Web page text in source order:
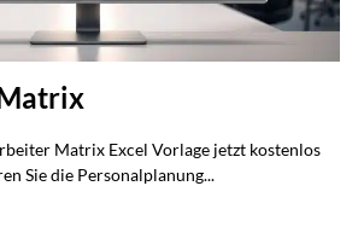
Matrix Excel Vorlage jetzt kostenlos
Sie die Personalplanung...